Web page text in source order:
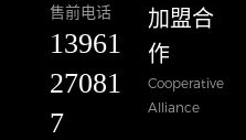
售前电话
13961
27081
7
加盟合
作
Cooperative
Alliance